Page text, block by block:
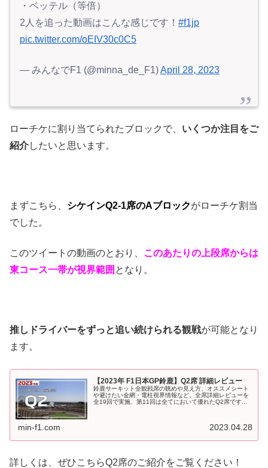
・ベッテル（等倍）
2人を追った動画はこんな感じです！ #f1jp
pic.twitter.com/oEIV30c0C5
— みんなでF1 (@minna_de_F1)April 28, 2023
ローチケに割り当てられたブロックで、 いくつか注目をご
紹介したいと思います。
まずこちら、 シケインQ2-1席のAブロックがローチケ割当
でした。
このツイートの動画のとおり、 このあたりの上段席からは
東コース一帯が視界範囲 となり。
推しドライバーをずっと追い続けられる観戦が可能となり
ます。
【2023年 F1日本GP鈴鹿】Q2席 詳細レビュー
鈴鹿サーキット全観戦席の眺めや見え方、オススメシート
や避けたい金網・電柱視界情報など。全席詳細レビューを
全19回で実施、第11回は全てにおいて優れたQ2席です！
min-f1.com 2023.04.28
詳しくは、ぜひこちらQ2席のご紹介をご覧ください！